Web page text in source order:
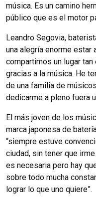
música. Es un camino
público que es el motor
Leandro Segovia,
una alegría enorme estar
compartimos un lugar
gracias a la música. He
de una familia de
dedicarme a pleno fuera
El más joven de los
marca japonesa de
“siempre estuve
ciudad, sin tener que
es necesaria pero hay
sobre todo mucha
lograr lo que uno quiere”.